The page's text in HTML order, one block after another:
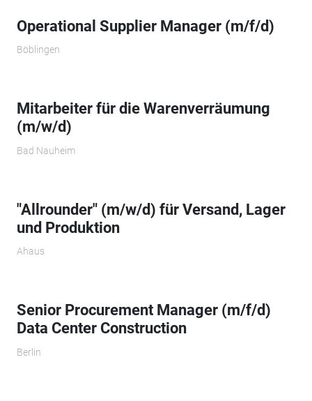
Operational Supplier Manager​ (m/f/d)
Böblingen
Mitarbeiter für die Warenverräumung
(m/w/d)
Bad Nauheim
"Allrounder" (m/w/d) für Versand, Lager
und Produktion
Ahaus
Senior Procurement Manager (m/f/d)
Data Center Construction
Berlin